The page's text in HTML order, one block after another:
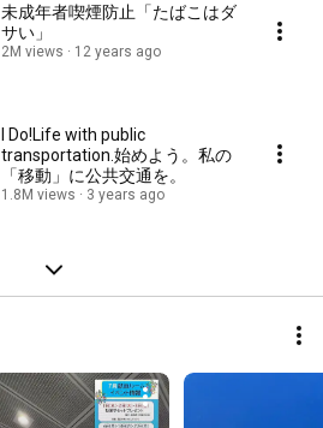
未成年者喫煙防止「たばこはダ
サい」
2M views 12 years ago
I Do!Life with public
transportation.始めよう。私の
「移動」に公共交通を。
1.8M views 3 years ago